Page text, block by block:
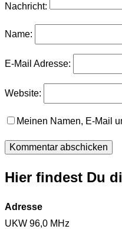
Nachricht:
Name:
E-Mail Adresse:
Website:
Meinen Namen, E-Mail
Hier findest Du
Adresse
UKW 96,0 MHz